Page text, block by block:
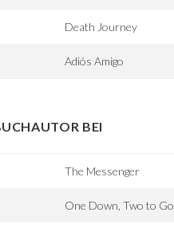
Death Journey
Adiós Amigo
BEI
The Messenger
One Down, Two to Go